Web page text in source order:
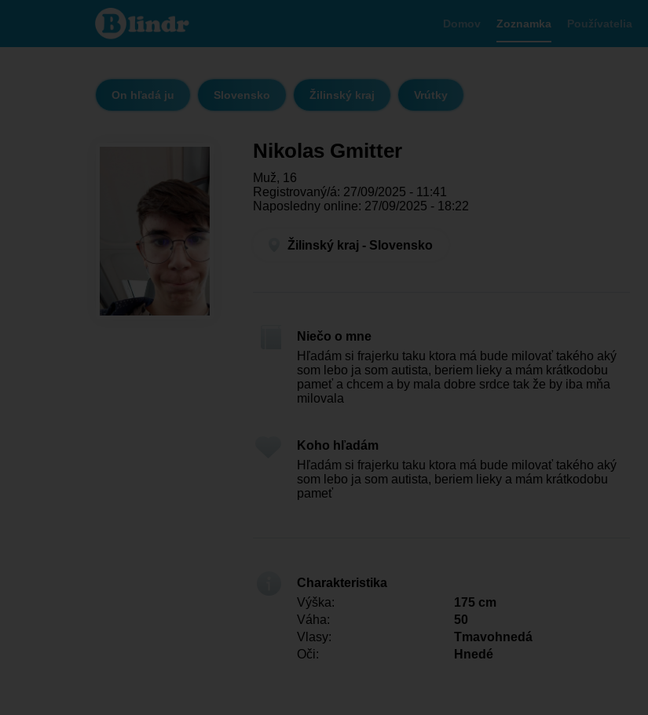
Nikolas
Gmitter
- On
kraj -
Vrútky
Domov Zoznamka Používatelia
On hľadá ju Slovensko Žilinský kraj Vrútky
Nikolas Gmitter
Muž, 16
Registrovaný/á: 27/09/2025 - 11:41
Naposledny online: 27/09/2025 - 18:22
Žilinský kraj - Slovensko
Niečo o mne
Hľadám si frajerku taku ktora má bude milovať takého aký
som lebo ja som autista, beriem lieky a mám krátkodobu
pameť a chcem a by mala dobre srdce tak že by iba mňa
milovala
Koho hľadám
Hľadám si frajerku taku ktora má bude milovať takého aký
som lebo ja som autista, beriem lieky a mám krátkodobu
pameť
Charakteristika
Výška:
175 cm
Váha:
50
Vlasy:
Tmavohnedá
Oči:
Hnedé